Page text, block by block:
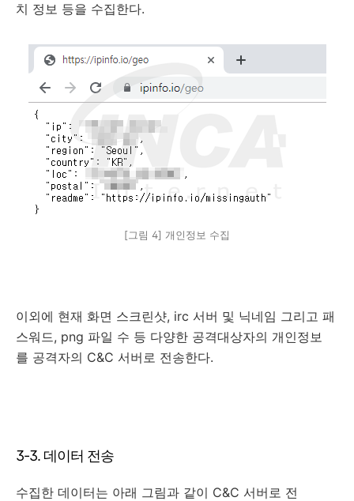
치 정보 등을 수집한다.
[그림 4] 개인정보 수집
이외에 현재 화면 스크린샷, irc 서버 및 닉네임 그리고 패
스워드, png 파일 수 등 다양한 공격대상자의 개인정보
를 공격자의 C&C 서버로 전송한다.
3-3. 데이터 전송
수집한 데이터는 아래 그림과 같이 C&C 서버로 전